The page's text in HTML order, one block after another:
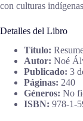
con culturas
Detalles del Libro
Título:
Autor: Noé
Publicado: 3
Páginas: 240
Géneros: No
ISBN: 978-1-